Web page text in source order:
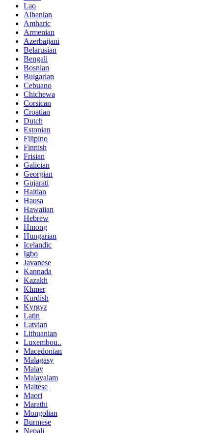
Lao
Albanian
Amharic
Armenian
Azerbaijani
Belarusian
Bengali
Bosnian
Bulgarian
Cebuano
Chichewa
Corsican
Croatian
Dutch
Estonian
Filipino
Finnish
Frisian
Galician
Georgian
Gujarati
Haitian
Hausa
Hawaiian
Hebrew
Hmong
Hungarian
Icelandic
Igbo
Javanese
Kannada
Kazakh
Khmer
Kurdish
Kyrgyz
Latin
Latvian
Lithuanian
Luxembou..
Macedonian
Malagasy
Malay
Malayalam
Maltese
Maori
Marathi
Mongolian
Burmese
Nepali